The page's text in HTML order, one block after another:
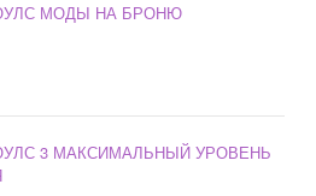
МОДЫ НА БРОНЮ
3 МАКСИМАЛЬНЫЙ УРОВЕНЬ